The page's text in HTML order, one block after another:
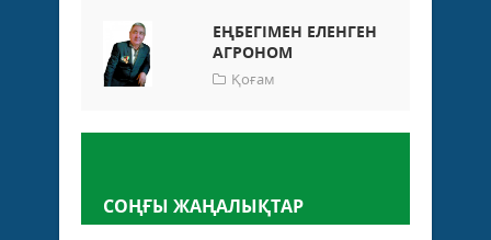
ЕҢБЕГІМЕН ЕЛЕНГЕН
АГРОНОМ
Қоғам
СОҢҒЫ ЖАҢАЛЫҚТАР